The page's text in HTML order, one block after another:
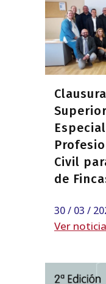
Civil
de
30 / 03 /
Ver noticia